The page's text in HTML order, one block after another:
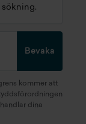
sökning.
Bevaka
kommer att
dina